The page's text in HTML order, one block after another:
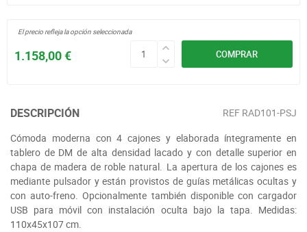
COMPRAR
1.158,00 €
El precio refleja la opción seleccionada
DESCRIPCIÓN REF RAD101-PSJ
Cómoda moderna con 4 cajones y elaborada íntegramente en
tablero de DM de alta densidad lacado y con detalle superior en
chapa de madera de roble natural. La apertura de los cajones es
mediante pulsador y están provistos de guías metálicas ocultas y
con auto-freno. Opcionalmente también disponible con cargador
USB para móvil con instalación oculta bajo la tapa. Medidas:
110x45x107 cm.